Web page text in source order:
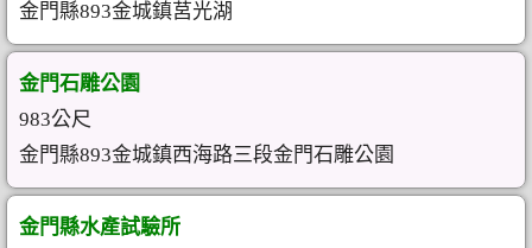
金門縣893金城鎮莒光湖
金門石雕公園
983公尺
金門縣893金城鎮西海路三段金門石雕公園
金門縣水產試驗所